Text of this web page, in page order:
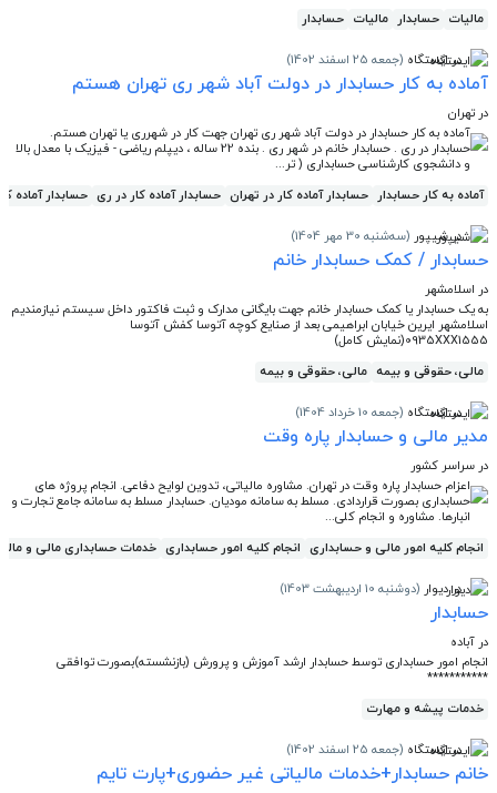
مالیات حسابدار مالیات حسابدار
در ایستگاه (جمعه 25 اسفند 1402)
آماده به کار حسابدار در دولت آباد شهر ری تهران هستم
در تهران
آماده به کار حسابدار در دولت آباد شهر ری تهران جهت کار در شهرری یا تهران هستم.
حسابدار در ری . حسابدار خانم در شهر ری . بنده 22 ساله ، دیپلم ریاضی - فیزیک با معدل بالا
و دانشجوی کارشناسی حسابداری ( تر...
آماده به کار حسابدار
حسابدار آماده کار در تهران حسابدار آماده کار در ری حسابدار آماده
در شیپور (سه‌شنبه 30 مهر 1404)
حسابدار / کمک حسابدار خانم
در اسلامشهر
به یک حسابدار یا کمک حسابدار خانم جهت بایگانی مدارک و ثبت فاکتور داخل سیستم نیازمندیم
اسلامشهر ایرین خیابان ابراهیمی بعد از صنایع کوچه آتوسا کفش آتوسا
0935XXX1555(نمایش کامل)
مالی، حقوقی و بیمه مالی، حقوقی و بیمه
در ایستگاه (جمعه 10 خرداد 1404)
مدیر مالی و حسابدار پاره وقت
در سراسر کشور
اعزام حسابدار پاره وقت در تهران. مشاوره مالیاتی، تدوین لوایح دفاعی. انجام پروژه های
حسابداری بصورت قراردادی. مسلط به سامانه مودیان. حسابدار مسلط به سامانه جامع تجارت و
انبارها. مشاوره و انجام کلی...
انجام کلیه امور مالی و حسابداری انجام کلیه امور حسابداری خدمات حسابداری مالی و
در دیوار (دوشنبه 10 اردیبهشت 1403)
حسابدار
در آباده
انجام امور حسابداری توسط حسابدار ارشد آموزش و پرورش (بازنشسته)بصورت توافقی
***********
خدمات پیشه و مهارت
در ایستگاه (جمعه 25 اسفند 1402)
خانم حسابدار+خدمات مالیاتی غیر حضوری+پارت تایم